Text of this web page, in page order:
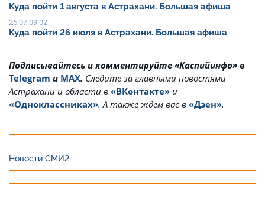
Куда пойти 1 августа в Астрахани. Большая афиша
26.07 09:02
Куда пойти 26 июля в Астрахани. Большая афиша
Подписывайтесь и комментируйте «Каспийинфо» в
Telegram и MAX. Cледите за главными новостями
Астрахани и области в «ВКонтакте» и
«Одноклассниках». А также ждём вас в «Дзен».
Новости СМИ2